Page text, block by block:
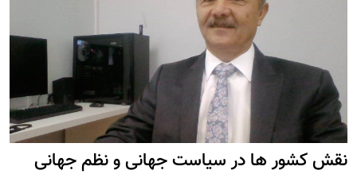
نقش کشور ها در سیاست جهانی و نظم جهانی